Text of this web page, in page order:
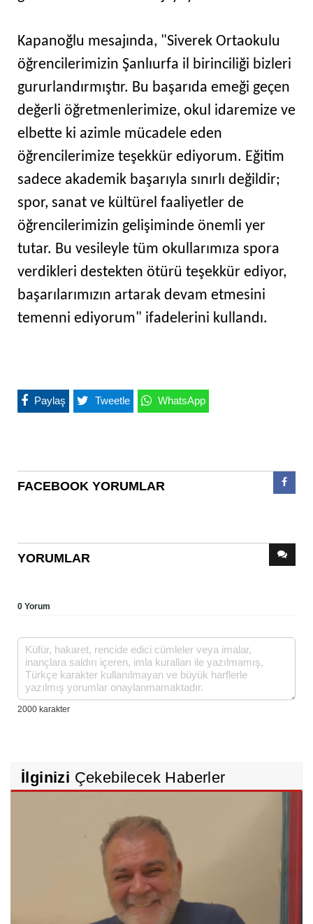
Kapanoğlu mesajında, "Siverek Ortaokulu
öğrencilerimizin Şanlıurfa il birinciliği bizleri
gururlandırmıştır. Bu başarıda emeği geçen
değerli öğretmenlerimize, okul idaremize ve
elbette ki azimle mücadele eden
öğrencilerimize teşekkür ediyorum. Eğitim
sadece akademik başarıyla sınırlı değildir;
spor, sanat ve kültürel faaliyetler de
öğrencilerimizin gelişiminde önemli yer
tutar. Bu vesileyle tüm okullarımıza spora
verdikleri destekten ötürü teşekkür ediyor,
başarılarımızın artarak devam etmesini
temenni ediyorum" ifadelerini kullandı.
Paylaş Tweetle WhatsApp
FACEBOOK YORUMLAR
YORUMLAR
0 Yorum
İlginizi Çekebilecek Haberler